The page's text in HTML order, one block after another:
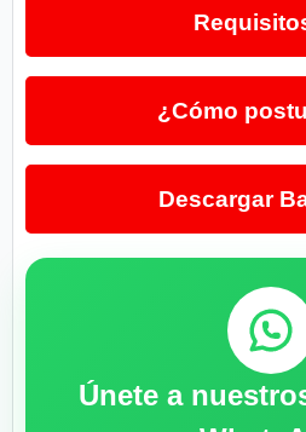
¿Cómo
Descargar
Únete a